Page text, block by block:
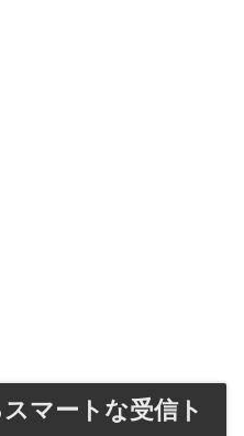
マートな受信ト